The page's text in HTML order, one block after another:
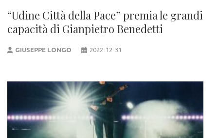
“Udine Città della Pace” premia le grandi
capacità di Gianpietro Benedetti
GIUSEPPE LONGO 2022-12-31